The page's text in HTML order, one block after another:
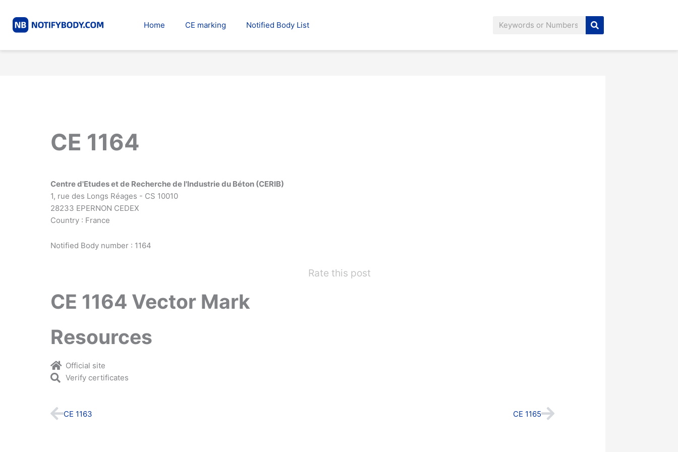
content
Home CE marking Notified Body List Search
CE 1164
Centre d'Etudes et de Recherche de l'Industrie du Béton (CERIB)
1, rue des Longs Réages - CS 10010
28233 EPERNON CEDEX
Country : France
Notified Body number : 1164
Rate this post
CE 1164 Vector Mark
Resources
Official site
Verify certificates
Prev
CE 1163 CE 1165Next